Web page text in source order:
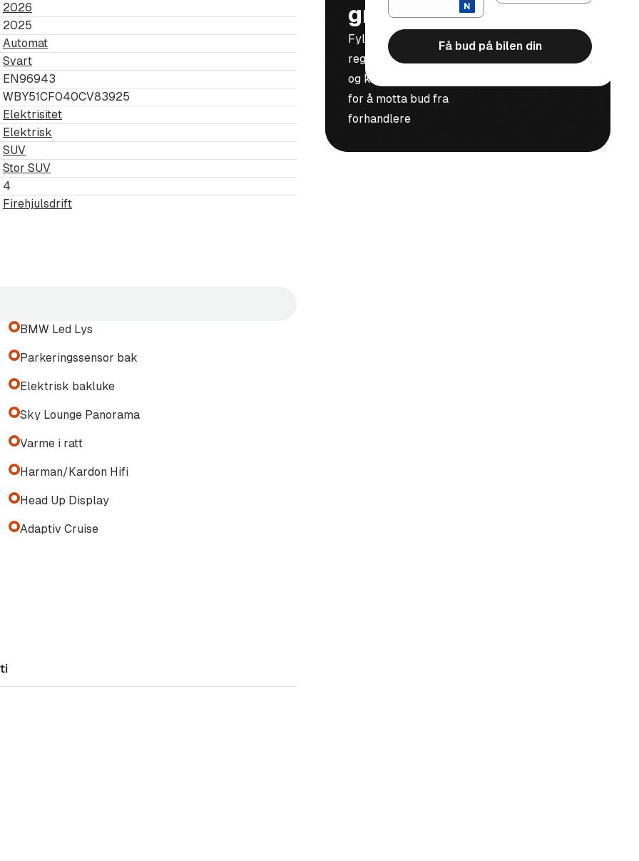
gratis
Fyll inn
registreringsnummer
og kilometerstand
for å motta bud fra
forhandlere
Få bud på bilen din
enkelte bil.
dette ikke finnes.
eksempelvis:
DEFA motor og
BeSafe, Cybex og
gjerne om pristilbud til ditt
og vi henter deg gjerne.
med Bank-ID.
og kan tilby svært
2026
2025
Automat
Svart
EN96943
WBY51CF040CV83925
Elektrisitet
Elektrisk
SUV
Stor SUV
4
Firehjulsdrift
BMW Led Lys
Parkeringssensor bak
Elektrisk bakluke
Sky Lounge Panorama
Varme i ratt
Harman/Kardon Hifi
Head Up Display
Adaptiv Cruise